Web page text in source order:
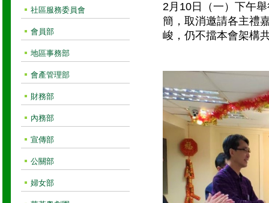
社區服務委員會
會員部
地區事務部
會產管理部
財務部
內務部
宣傳部
公關部
婦女部
2月10日（一）下午
簡，取消邀請各主禮
峻，仍不擋本會架構